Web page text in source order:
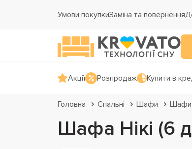
Умови покупкиЗаміна та повернення
Акції Розпродаж Купити в
Головна Спальні Шафи Шафи
Шафа Нікі (6